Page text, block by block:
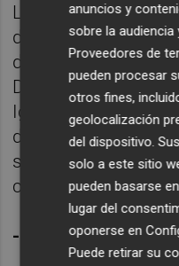
La otra novedad
defensa. Bordalás
de cinco con tres
Duarte tiene
Iglesias, en ese
damnificado y el
sorpresas, sería el
con el Alavés.
-- Alineaciones
anuncios y
sobre la
Proveedores de
pueden procesar
otros fines,
geolocalización
del dispositivo.
solo a este sitio
pueden basarse
lugar del
oponerse en
Puede retirar su